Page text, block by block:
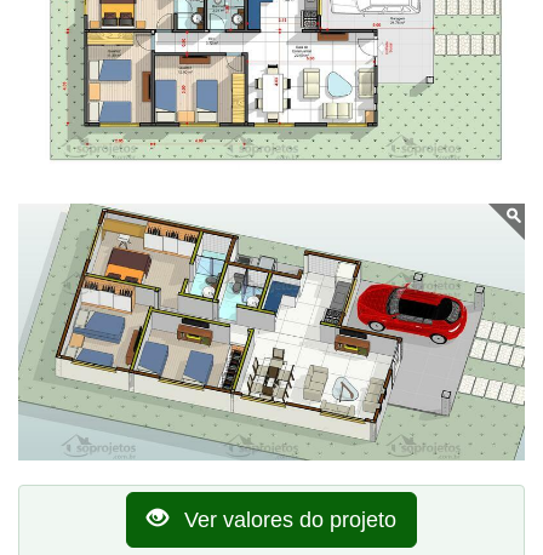
Ver valores do projeto